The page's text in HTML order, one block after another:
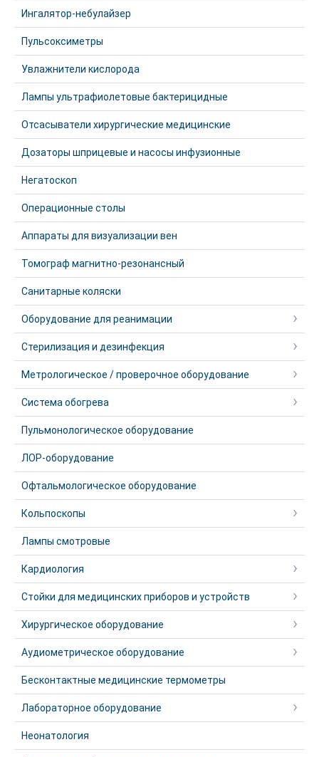
Ингалятор-небулайзер
Пульсоксиметры
Увлажнители кислорода
Лампы ультрафиолетовые бактерицидные
Отсасыватели хирургические медицинские
Дозаторы шприцевые и насосы инфузионные
Негатоскоп
Операционные столы
Аппараты для визуализации вен
Томограф магнитно-резонансный
Санитарные коляски
Оборудование для реанимации
Стерилизация и дезинфекция
Метрологическое / проверочное оборудование
Система обогрева
Пульмонологическое оборудование
ЛОР-оборудование
Офтальмологическое оборудование
Кольпоскопы
Лампы смотровые
Кардиология
Стойки для медицинских приборов и устройств
Хирургическое оборудование
Аудиометрическое оборудование
Бесконтактные медицинские термометры
Лабораторное оборудование
Неонатология